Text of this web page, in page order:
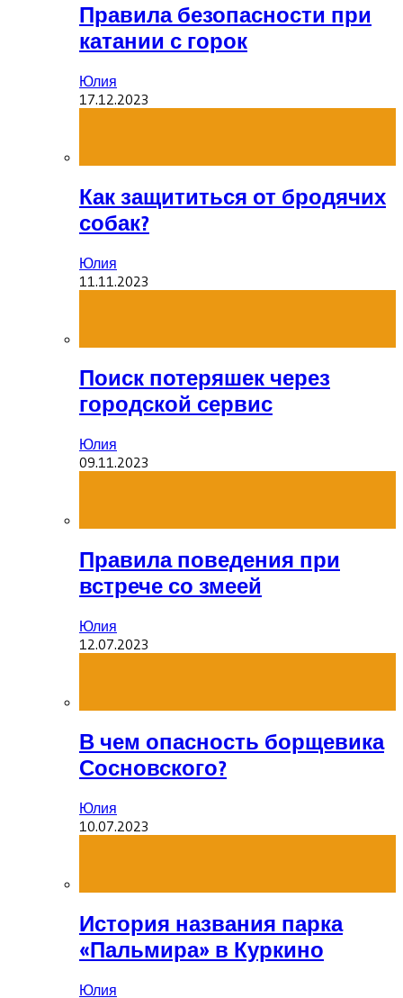
Правила безопасности при
катании с горок
Юлия
17.12.2023
Как защититься от бродячих
собак?
Юлия
11.11.2023
Поиск потеряшек через
городской сервис
Юлия
09.11.2023
Правила поведения при
встрече со змеей
Юлия
12.07.2023
В чем опасность борщевика
Сосновского?
Юлия
10.07.2023
История названия парка
«Пальмира» в Куркино
Юлия